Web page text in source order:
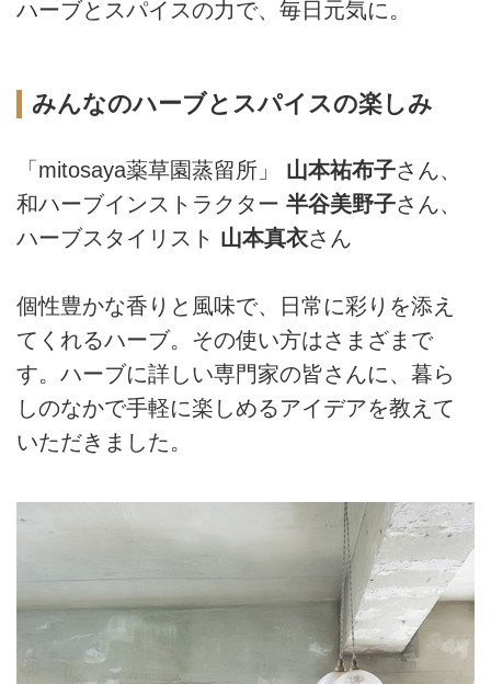
ハーブとスパイスの力で、毎日元気に。
みんなのハーブとスパイスの楽しみ
「mitosaya薬草園蒸留所」 山本祐布子さん、
和ハーブインストラクター 半谷美野子さん、
ハーブスタイリスト 山本真衣さん
個性豊かな香りと風味で、日常に彩りを添え
てくれるハーブ。その使い方はさまざまで
す。ハーブに詳しい専門家の皆さんに、暮ら
しのなかで手軽に楽しめるアイデアを教えて
いただきました。